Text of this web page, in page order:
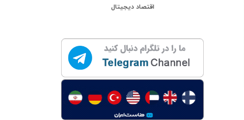
اقتصاد دیجیتال